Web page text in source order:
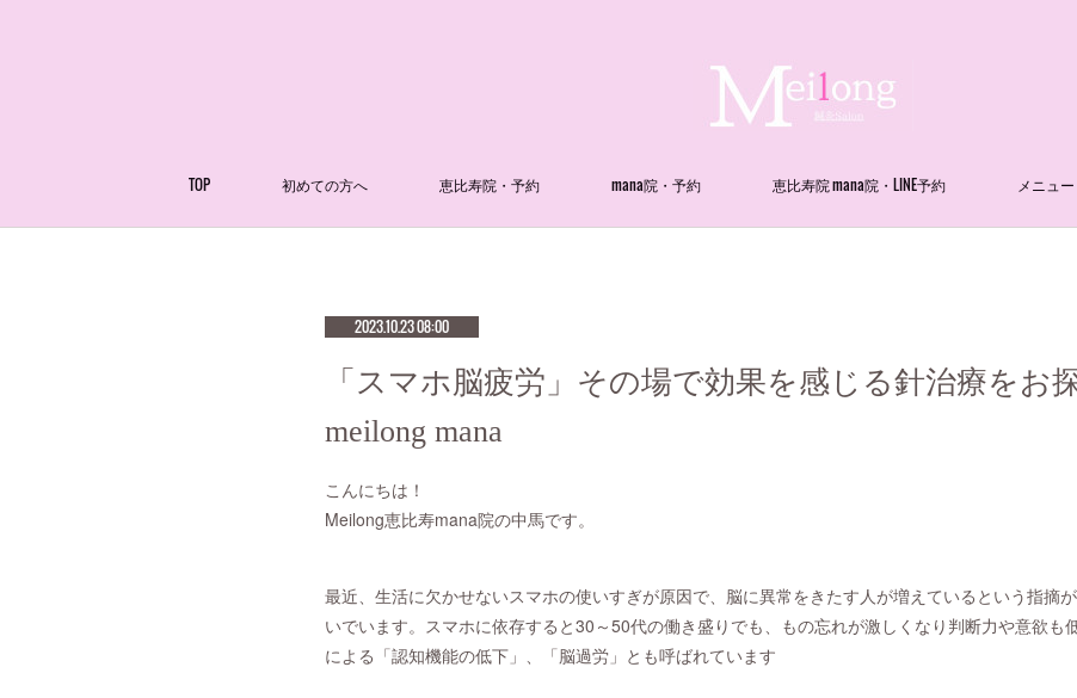
TOP 初めての方へ 恵比寿院・予約 mana院・予約 恵比寿院 mana院・LINE予約 メニュ
2023.10.23 08:00
「スマホ脳疲労」その場で効果を感じる針治療をお
meilong mana
こんにちは！
Meilong恵比寿mana院の中馬です。
最近、生活に欠かせないスマホの使いすぎが原因で、脳に異常をきたす人が増えているという指摘
いでいます。スマホに依存すると30～50代の働き盛りでも、もの忘れが激しくなり判断力や意欲も
による「認知機能の低下」、「脳過労」とも呼ばれています